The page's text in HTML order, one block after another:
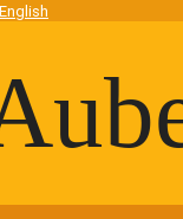
English